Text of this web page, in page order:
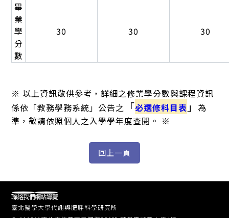
畢
業
學
分
數
30 30 30
※ 以上資訊敬供參考，詳細之修業學分數與課程資訊
係依「教務學務系統」公告之 「必選修科目表 」
為
準，敬請依照個人之入學學年度查閱。 ※
臺北醫學大學代謝與肥胖科學研究所
聯絡我們網站導覽